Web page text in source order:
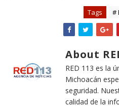
Tags #
About
RED 113 es la
Michoacán
seguridad.
calidad de la